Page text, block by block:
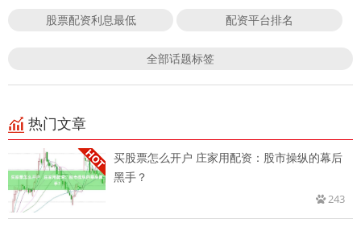
股票配资利息最低 配资平台排名
全部话题标签
热门文章
买股票怎么开户 庄家用配资：股市操纵的幕后
黑手？
243